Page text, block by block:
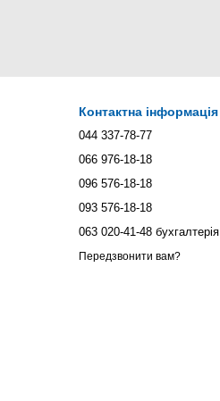
Контактна інформація
044 337-78-77
066 976-18-18
096 576-18-18
093 576-18-18
063 020-41-48 бухгалтерія
Передзвонити вам?